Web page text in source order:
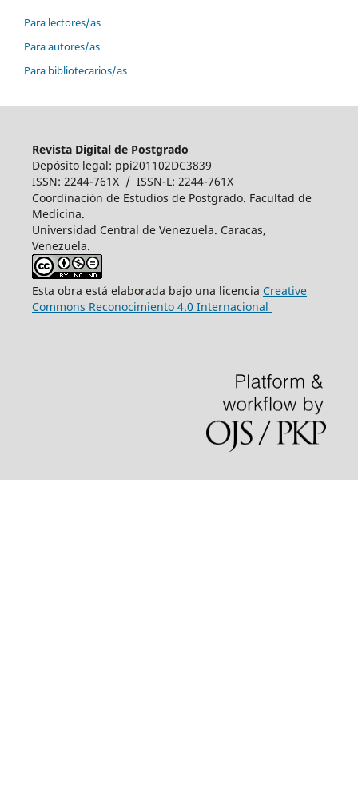
Para lectores/as
Para autores/as
Para bibliotecarios/as
Revista Digital de Postgrado
Depósito legal: ppi201102DC3839
ISSN: 2244-761X / ISSN-L: 2244-761X
Coordinación de Estudios de Postgrado. Facultad de
Medicina.
Universidad Central de Venezuela. Caracas,
Venezuela.
Esta obra está elaborada bajo una licencia Creative
Commons Reconocimiento 4.0 Internacional